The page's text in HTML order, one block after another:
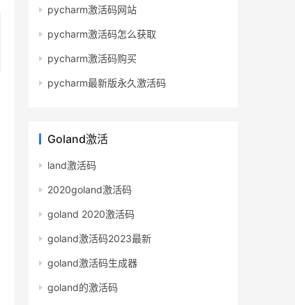
pycharm激活码网站
pycharm激活码怎么获取
pycharm激活码购买
pycharm最新版永久激活码
Goland激活
land激活码
2020goland激活码
goland 2020激活码
goland激活码2023最新
goland激活码生成器
goland的激活码